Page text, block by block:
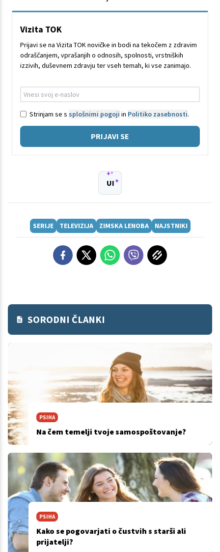
Vizita TOK
Prijavi se na Vizita TOK novičke in bodi na tekočem z zdravim
odraščanjem, vprašanjih o odnosih, spolnosti, vrstniških
izzivih, duševnem zdravju ter vseh temah, ki vse zanimajo.
Strinjam se s splošnimi pogoji in Politiko zasebnosti.
PRIJAVI SE
UI
SERIJE TELEVIZIJA ZIMSKA LENOBA NAJSTNIKI
SORODNI ČLANKI
PSIHA
Na čem temelji tvoje samospoštovanje?
PSIHA
Kako se pogovarjati o čustvih s starši ali
prijatelji?